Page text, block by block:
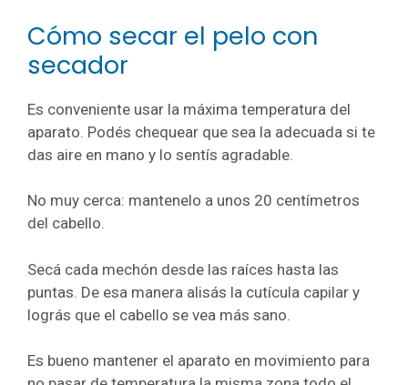
Cómo secar el pelo con
secador
Es conveniente usar la máxima temperatura del
aparato. Podés chequear que sea la adecuada si te
das aire en mano y lo sentís agradable.
No muy cerca: mantenelo a unos 20 centímetros
del cabello.
Secá cada mechón desde las raíces hasta las
puntas. De esa manera alisás la cutícula capilar y
lográs que el cabello se vea más sano.
Es bueno mantener el aparato en movimiento para